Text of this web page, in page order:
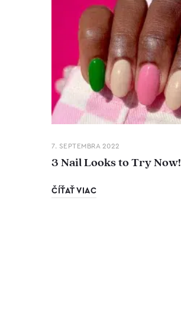
7. SEPTEMBRA 2022
3 Nail Looks to Try Now!
ČÍŤAŤ VIAC